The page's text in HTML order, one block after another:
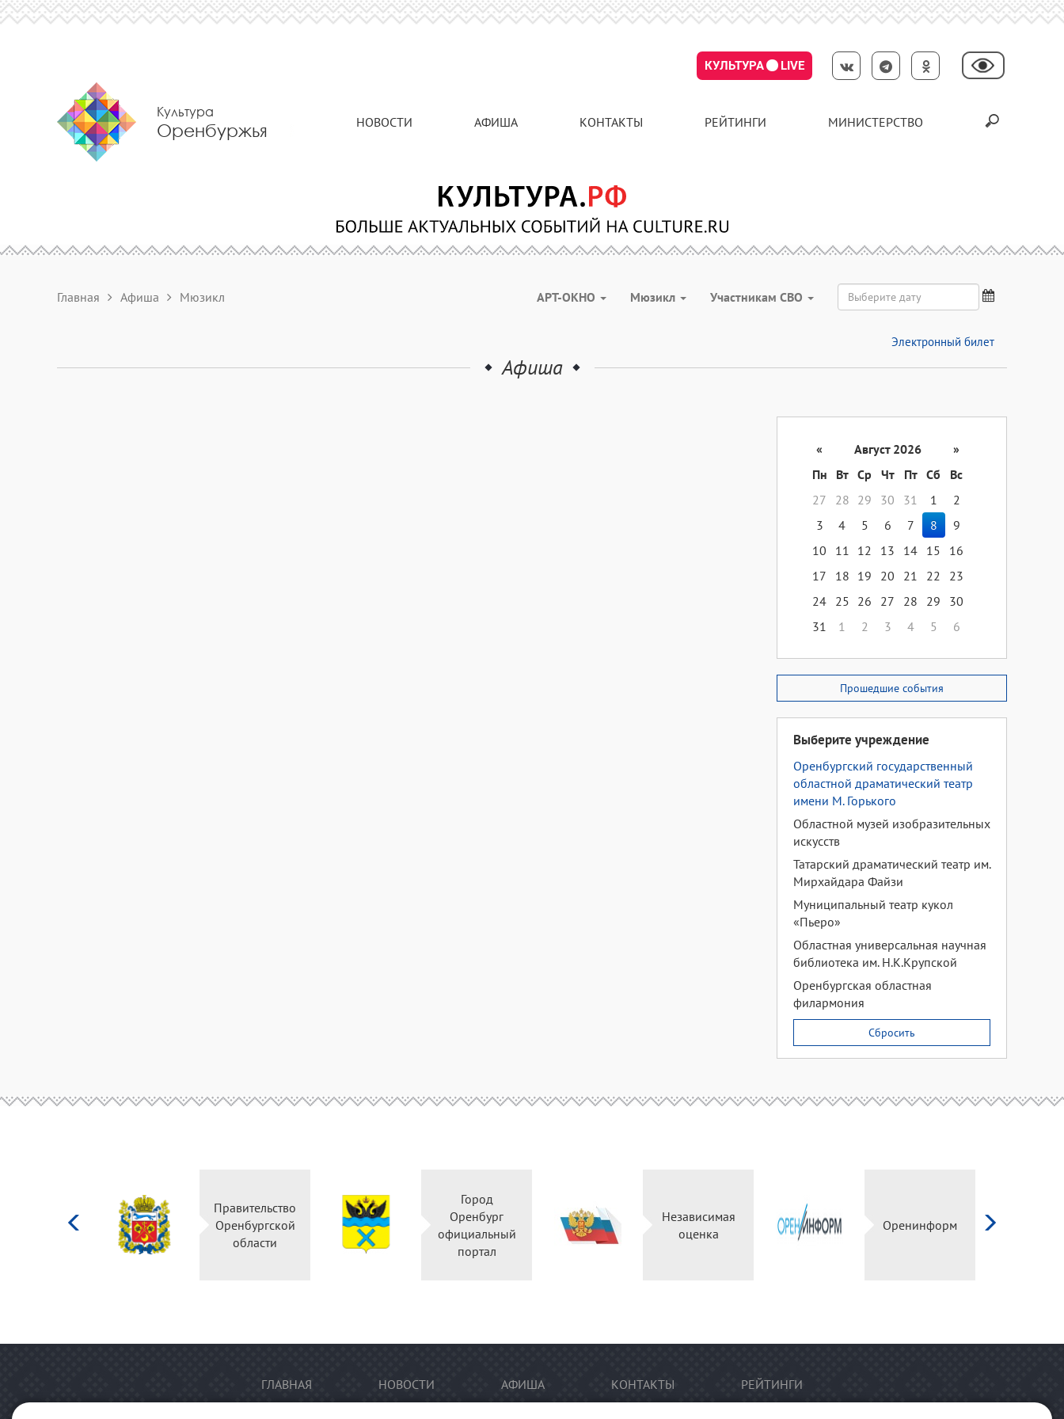
КУЛЬТУРА LIVE
Культура
Оренбуржья НОВОСТИ АФИША КОНТАКТЫ РЕЙТИНГИ МИНИСТЕРСТВО
Главная Афиша Мюзикл АРТ-ОКНО Мюзикл Участникам СВО
Электронный билет
Афиша
« Август 2026
»
Пн
Вт Ср Чт Пт Сб
Вс
27
28 29 30 31 1
2
3
4 5 6 7 8
9
10
11 12 13 14 15
16
17
18 19 20 21 22
23
24 25 26 27 28 29
30
31
1 2 3 4 5 6
Прошедшие события
Выберите учреждение
Оренбургский государственный
областной драматический театр
имени М. Горького
Областной музей изобразительных
искусств
Татарский драматический театр им.
Мирхайдара Файзи
Муниципальный театр кукол
«Пьеро»
Областная универсальная научная
библиотека им. Н.К.Крупской
Оренбургская областная
филармония
Сбросить
Правительство
Оренбургской
области
Город
Оренбург
официальный
портал
Независимая
оценка
Оренинформ
ГЛАВНАЯ НОВОСТИ АФИША КОНТАКТЫ РЕЙТИНГИ